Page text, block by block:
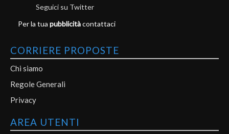
Seguici su Twitter
Per la tua pubblicitàcontattaci
CORRIERE PROPOSTE
Chi siamo
Regole Generali
Privacy
AREA UTENTI